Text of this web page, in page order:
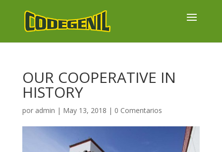
OUR COOPERATIVE IN
HISTORY
por admin | May 13, 2018 | 0 Comentarios